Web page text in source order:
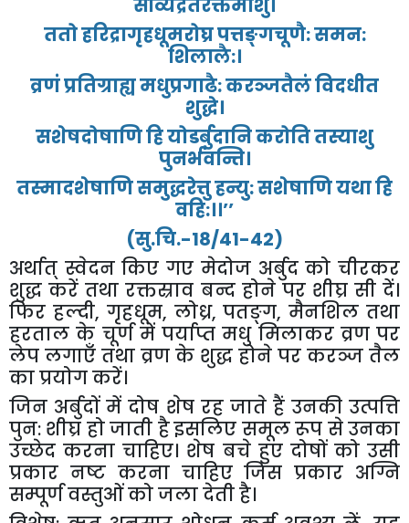
सीव्यैद्रतरक्तमाशु।
ततोहरिद्रागृहधूमरोघ्रपत्तङ्गचूणै:समन:
शिलालै:।
व्रणंप्रतिग्राह्यमधुप्रगाढै:करञ्जतैलंविदधीत
शुद्धे।
सशेषदोषाणिहियोडर्बुदानिकरोतितस्याशु
पुनर्भवन्ति।
तस्मादशेषाणिसमुद्धरेत्तुहन्यु:सशेषाणियथाहि
वहि:।।’’
(सु.चि.-18/41-42)
अर्थात् स्वेदन किए गए मेदोज अर्बुद को चीरकर
शुद्ध करें तथा रक्तस्राव बन्द होने पर शीघ्र सी दें।
फिर हल्दी, गृहधूम, लोध्र,पतङ्ग,मैनशिल तथा
हरताल के चूर्ण में पर्याप्त मधु मिलाकर व्रण पर
लेप लगाएँ तथा व्रण के शुद्ध होने पर करञ्ज तैल
काप्रयोगकरें।
जिन अर्बुदों में दोष शेष रह जाते हैं उनकी उत्पत्ति
पुन: शीघ्र होजाती हैइसलिए समूलरूप सेउनका
उच्छेद करना चाहिए। शेष बचे हुए दोषों को उसी
प्रकार नष्ट करना चाहिए जिस प्रकार अग्नि
सम्पूर्णवस्तुओंकोजलादेतीहै।